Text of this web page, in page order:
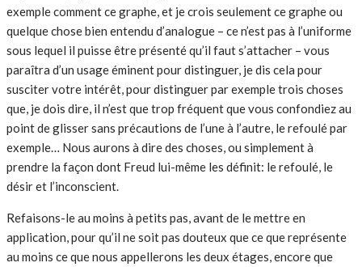
exemple comment ce graphe, et je crois seulement ce graphe ou
quelque chose bien entendu d’analogue – ce n’est pas à l’uniforme
sous lequel il puisse être présenté qu’il faut s’attacher – vous
paraîtra d’un usage éminent pour distinguer, je dis cela pour
susciter votre intérêt, pour distinguer par exemple trois choses
que, je dois dire, il n’est que trop fréquent que vous confondiez au
point de glisser sans précautions de l’une à l’autre, le refoulé par
exemple… Nous aurons à dire des choses, ou simplement à
prendre la façon dont Freud lui-même les définit: le refoulé, le
désir et l’inconscient.
Refaisons-le au moins à petits pas, avant de le mettre en
application, pour qu’il ne soit pas douteux que ce que représente
au moins ce que nous appellerons les deux étages, encore que